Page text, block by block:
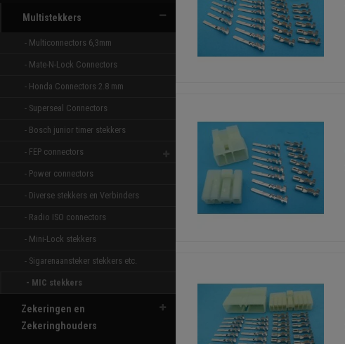
Multistekkers
- Multiconnectors 6,3mm
- Mate-N-Lock Connectors
- Honda Connectors 2.8 mm
- Superseal Connectors
- Bosch junior timer stekkers
- FEP connectors
- Power connectors
- Diverse stekkers en Verbinders
- Radio ISO connectors
- Mini-Lock stekkers
- Sigarenaansteker stekkers etc.
- MIC stekkers
Zekeringen en
Zekeringhouders